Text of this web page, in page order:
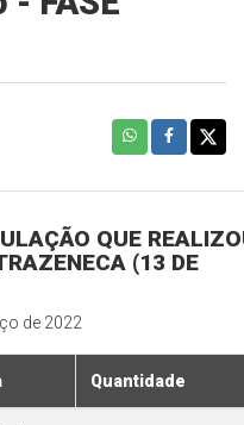
QUE
(13 DE
de 2022
Quantidade